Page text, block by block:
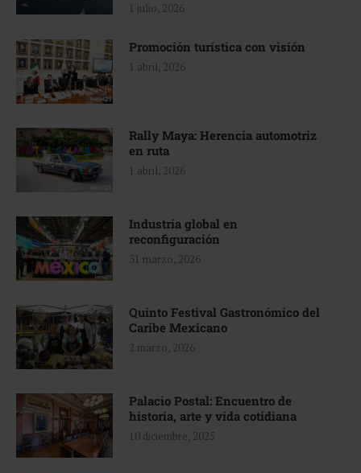
1 julio, 2026
Promoción turística con visión
1 abril, 2026
Rally Maya: Herencia automotriz
en ruta
1 abril, 2026
Industria global en
reconfiguración
31 marzo, 2026
Quinto Festival Gastronómico del
Caribe Mexicano
2 marzo, 2026
Palacio Postal: Encuentro de
historia, arte y vida cotidiana
10 diciembre, 2025